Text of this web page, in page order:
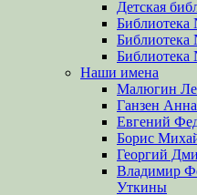
Детская
Наши имена
Малюгин
Ганзен
Евгений
Борис
Георгий
Владимир
Уткины